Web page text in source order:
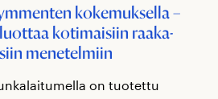
kokemuksella –
kotimaisiin raaka-
menetelmiin
on tuotettu